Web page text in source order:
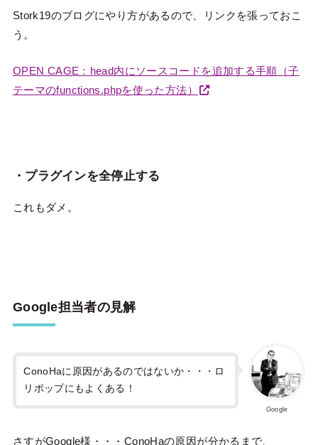
Stork19のブログにやり方があるので、リンクを張っておこ
う。
OPEN CAGE：head内にソースコードを追加する手順（子
テーマのfunctions.phpを使った方法）
・プラグインを全停止する
これもダメ。
Google担当者の見解
Google
ConoHaに原因があるのではないか・・・ロ
リポップにもよくある！
さすがGoogle様・・・ConoHaの原因が分かるまで、